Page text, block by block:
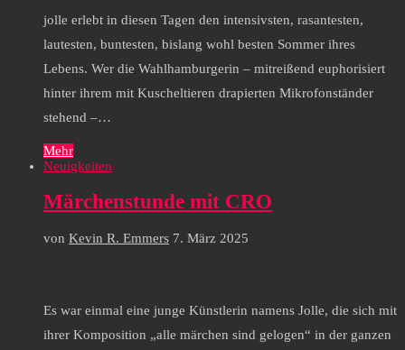
jolle erlebt in diesen Tagen den intensivsten, rasantesten,
lautesten, buntesten, bislang wohl besten Sommer ihres
Lebens. Wer die Wahlhamburgerin – mitreißend euphorisiert
hinter ihrem mit Kuscheltieren drapierten Mikrofonständer
stehend –…
Mehr
Neuigkeiten
Märchenstunde mit CRO
von Kevin R. Emmers 7. März 2025
Es war einmal eine junge Künstlerin namens Jolle, die sich mit
ihrer Komposition „alle märchen sind gelogen“ in der ganzen